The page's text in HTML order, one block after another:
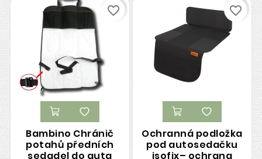
Bambino Chránič
potahů předních
sedadel do auta
favorite_border
Ochranná podložka
pod autosedačku
isofix– ochrana
favorite_border